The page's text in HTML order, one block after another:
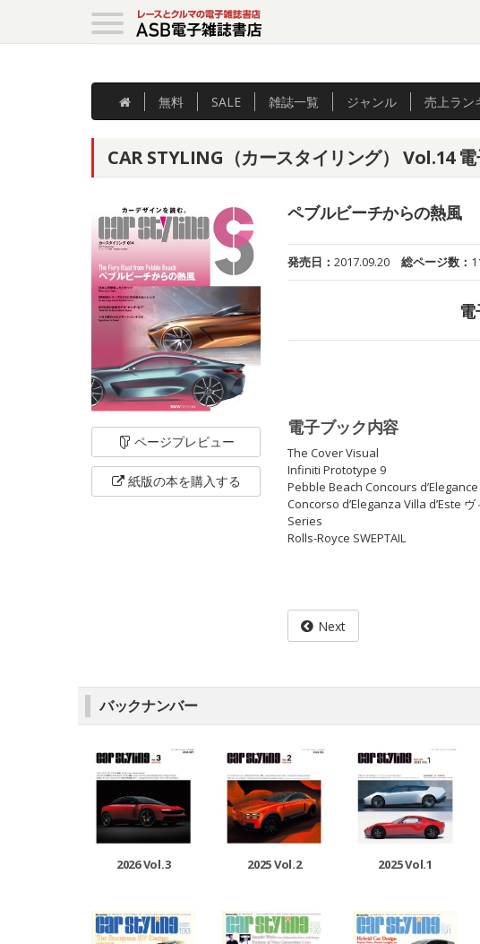
無料 SALE 雑誌一覧 ジャンル 売上ラン
CAR STYLING（カースタイリング） Vol.14
ページプレビュー
紙版の本を購入する
ペブルビーチからの熱風
発売日：2017.09.20 総ページ数：
電子ブック内容
The Cover Visual
Infiniti Prototype 9
Pebble Beach Concours
Concorso d’Eleganza Villa d’Este
Series
Rolls-Royce SWEPTAIL
Next
バックナンバー
2026 Vol.3 2025 Vol.2 2025 Vol.1